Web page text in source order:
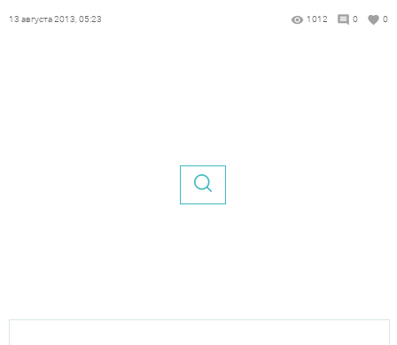
13 августа 2013, 05:23 1012 0 0